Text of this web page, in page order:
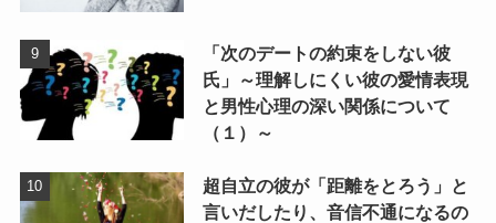
「次のデートの約束をしない彼
氏」～理解しにくい彼の愛情表現
と男性心理の深い関係について
（１）～
超自立の彼が「距離をとろう」と
言いだしたり、音信不通になるの